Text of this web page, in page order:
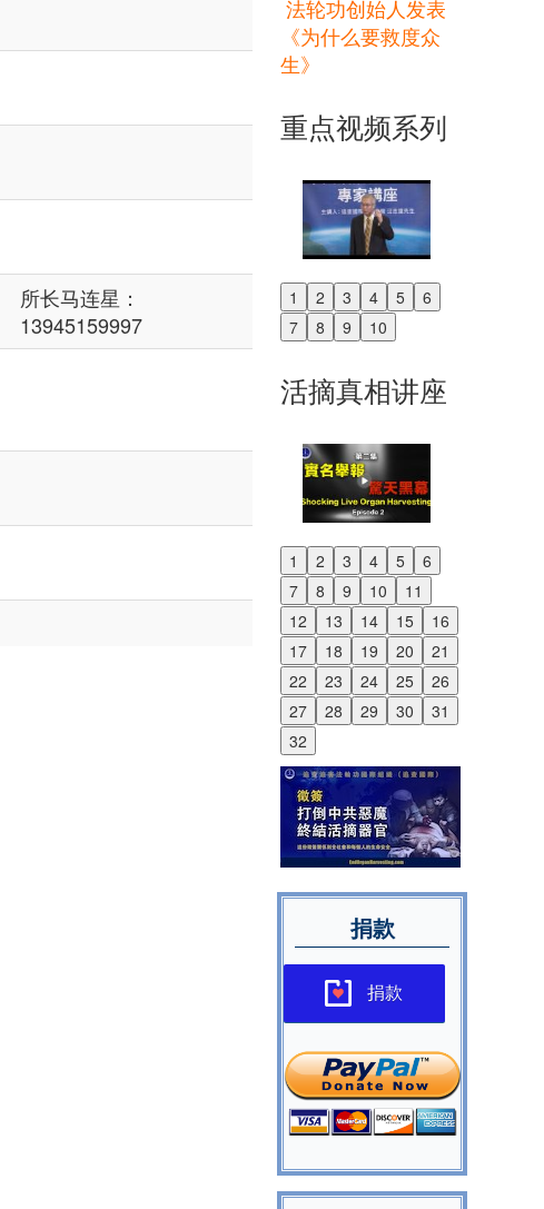
所长马连星：
13945159997
法轮功创始人发表
《为什么要救度众
生》
重点视频系列
1 2 3 4 5
6
7
8 9 10
Previous
Next
活摘真相讲座
1 2 3 4 5
6
7
8 9 10
11
12
13 14 15
16
17
18 19 20
21
22
23 24 25
26
27
28 29 30
31
32
Previous
Next
捐款
捐款